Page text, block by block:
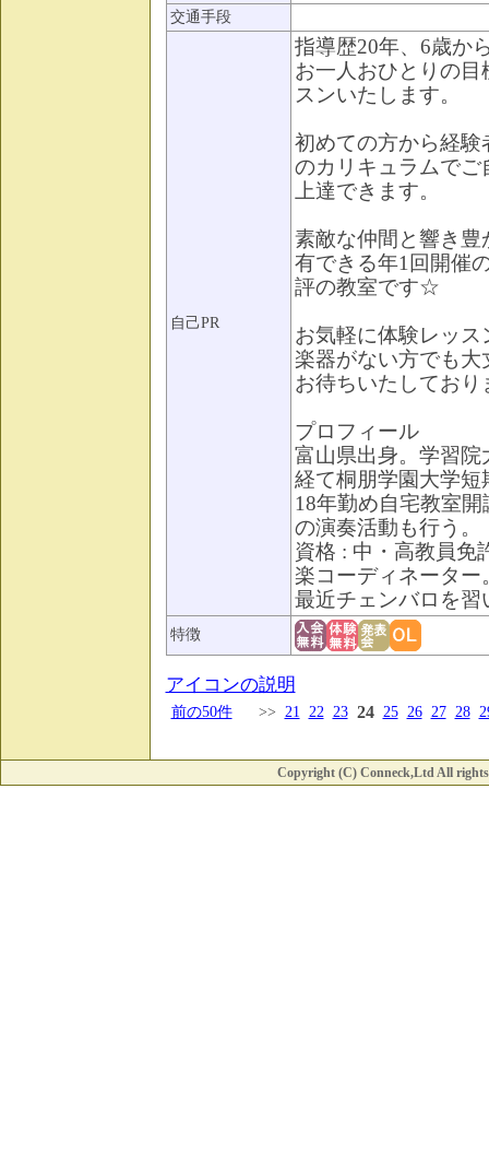
交通手段
自己PR
指導歴20年、6歳か
お一人おひとりの
スンいたします。
初めての方から経
のカリキュラムで
上達できます。
素敵な仲間と響き
有できる年1回開催
評の教室です☆
お気軽に体験レッ
楽器がない方でも大
お待ちいたしており
プロフィール
富山県出身。学習
経て桐朋学園大学
18年勤め自宅教室
の演奏活動も行う。
資格 : 中・高教員免
楽コーディネーター
最近チェンバロを習
特徴
アイコンの説明
前の50件 >> 21 22 23 24 25 26 27 28
Copyright (C) Conneck,Ltd All rights